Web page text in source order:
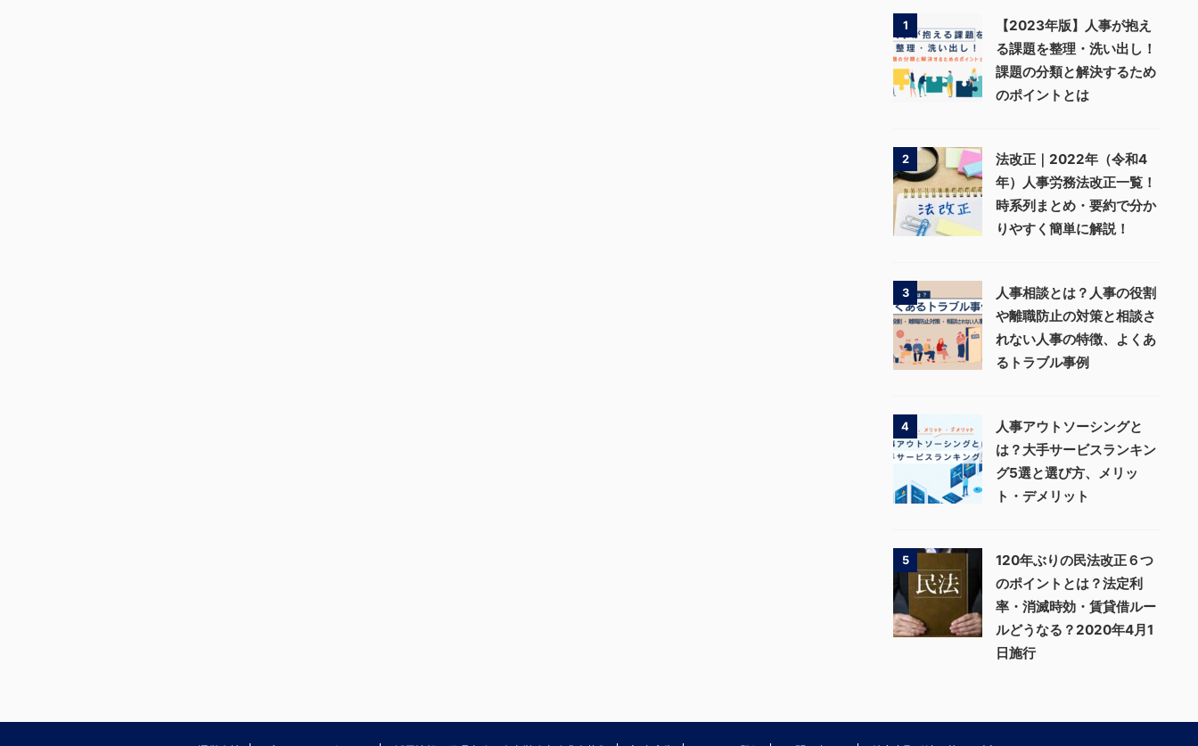
1
【2023年版】人事が抱え
る課題を整理・洗い出し！
課題の分類と解決するため
のポイントとは
2
法改正｜2022年（令和4
年）人事労務法改正一覧！
時系列まとめ・要約で分か
りやすく簡単に解説！
3
人事相談とは？人事の役割
や離職防止の対策と相談さ
れない人事の特徴、よくあ
るトラブル事例
4
人事アウトソーシングと
は？大手サービスランキン
グ5選と選び方、メリッ
ト・デメリット
5
120年ぶりの民法改正６つ
のポイントとは？法定利
率・消滅時効・賃貸借ルー
ルどうなる？2020年4月1
日施行